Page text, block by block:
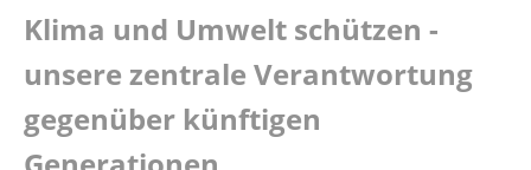
Klimaschutz
Klima und Umwelt schützen -
unsere zentrale Verantwortung
gegenüber künftigen